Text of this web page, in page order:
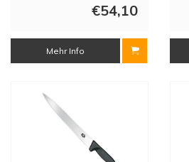
€54,10
Mehr Info